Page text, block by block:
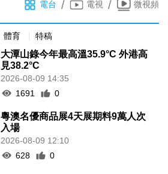
電台 / 電視 / 微視頻
體育 特稿
大潭山錄今年最高溫35.9°C 外港高
見38.2°C
2026-08-09 14:35
1691
0
粵澳名優商品展4天展期料9萬人次
入場
2026-08-09 12:10
628
0